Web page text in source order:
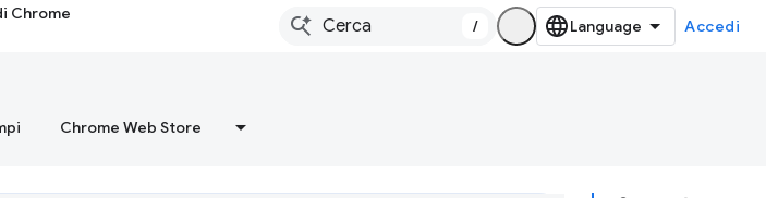
Chrome
/ Accedi
Chrome Web Store